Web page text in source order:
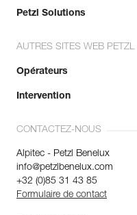
Petzl Solutions
AUTRES SITES WEB PETZL
Opérateurs
Intervention
CONTACTEZ-NOUS
Alpitec - Petzl Benelux
info@petzlbenelux.com
+32 (0)85 31 43 85
Formulaire de contact